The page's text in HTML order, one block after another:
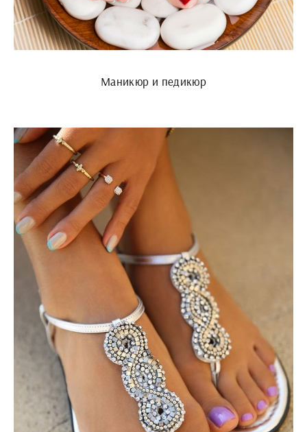
Маникюр и педикюр